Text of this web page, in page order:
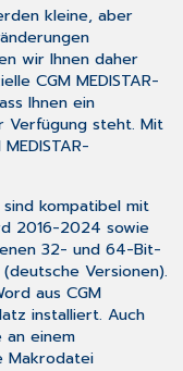
kleine, aber
wir Ihnen daher
CGM MEDISTAR-
Ihnen ein
Verfügung steht. Mit
kompatibel mit
2016-2024 sowie
32- und 64-Bit-
Versionen).
aus CGM
installiert. Auch
einem
Makrodatei